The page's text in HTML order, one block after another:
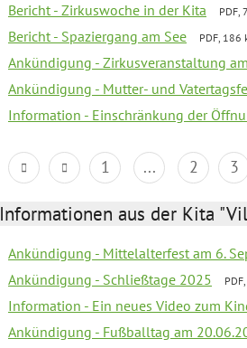
Bericht - Zirkuswoche in der Kita PDF,
Bericht - Spaziergang am See PDF, 186
Ankündigung - Zirkusveranstaltung
Ankündigung - Mutter- und
Information - Einschränkung der
1 ... 2 3
Informationen aus der Kita
Ankündigung - Mittelalterfest am 6.
Ankündigung - Schließtage 2025
Information - Ein neues Video zum
Ankündigung - Fußballtag am